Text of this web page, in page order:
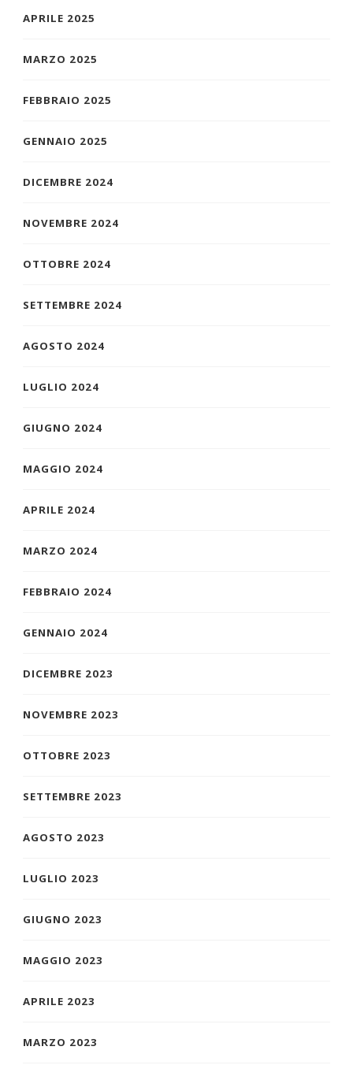
APRILE 2025
MARZO 2025
FEBBRAIO 2025
GENNAIO 2025
DICEMBRE 2024
NOVEMBRE 2024
OTTOBRE 2024
SETTEMBRE 2024
AGOSTO 2024
LUGLIO 2024
GIUGNO 2024
MAGGIO 2024
APRILE 2024
MARZO 2024
FEBBRAIO 2024
GENNAIO 2024
DICEMBRE 2023
NOVEMBRE 2023
OTTOBRE 2023
SETTEMBRE 2023
AGOSTO 2023
LUGLIO 2023
GIUGNO 2023
MAGGIO 2023
APRILE 2023
MARZO 2023